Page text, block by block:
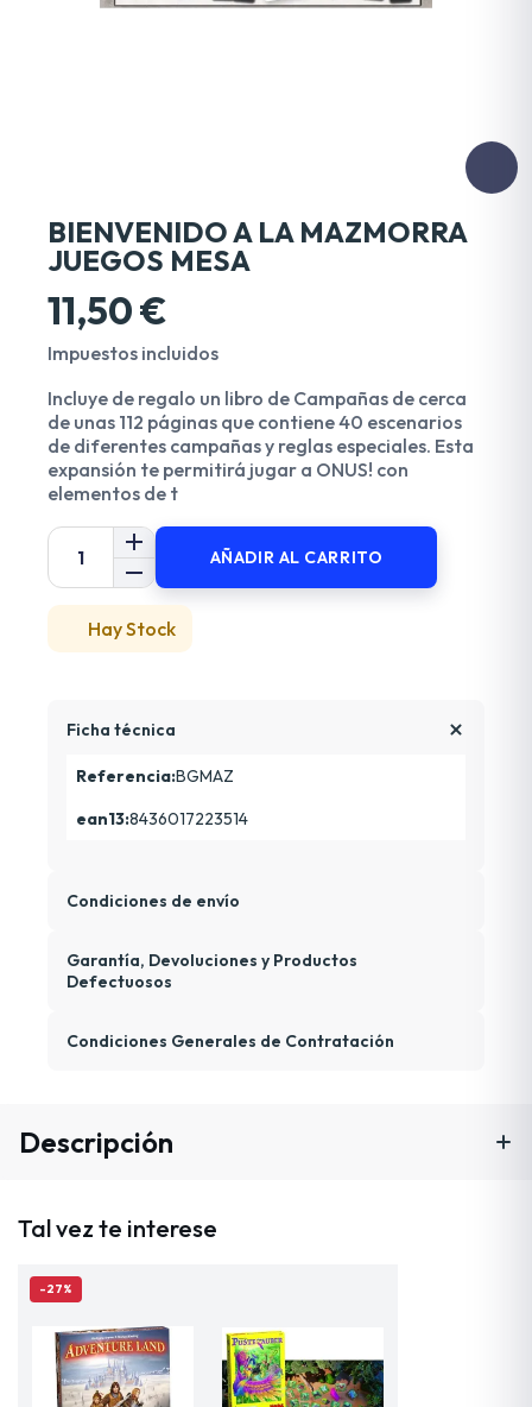
BIENVENIDO A LA MAZMORRA
JUEGOS MESA
11,50 €
Impuestos incluidos
Incluye de regalo un libro de Campañas de cerca
de unas 112 páginas que contiene 40 escenarios
de diferentes campañas y reglas especiales. Esta
expansión te permitirá jugar a ONUS! con
elementos de t
AÑADIR AL CARRITO
Hay Stock
Ficha técnica
Referencia:BGMAZ
ean13:8436017223514
Condiciones de envío
Garantía, Devoluciones y Productos
Defectuosos
Condiciones Generales de Contratación
Descripción
Tal vez te interese
-27%